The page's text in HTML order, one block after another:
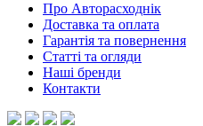
Про Авторасходнік
Доставка та оплата
Гарантія та повернення
Статті та огляди
Наші бренди
Контакти